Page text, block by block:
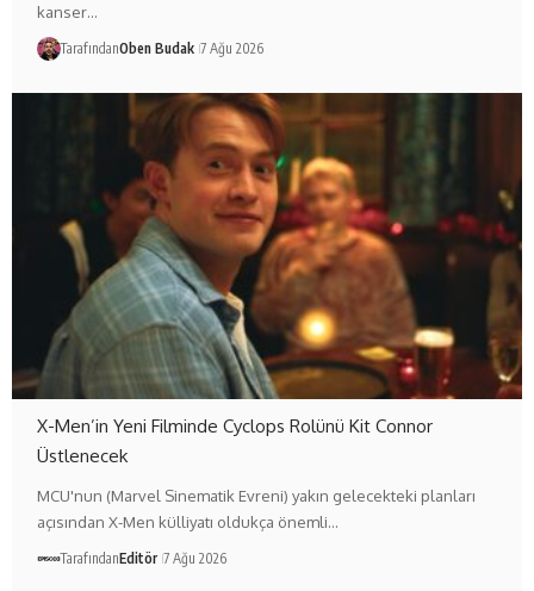
kanser…
TarafındanOben Budak 7 Ağu 2026
X-Men’in Yeni Filminde Cyclops Rolünü Kit Connor
Üstlenecek
MCU'nun (Marvel Sinematik Evreni) yakın gelecekteki planları
açısından X-Men külliyatı oldukça önemli…
TarafındanEditör 7 Ağu 2026